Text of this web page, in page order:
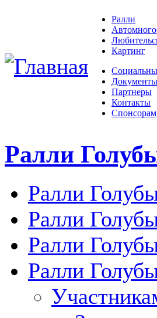
Ралли
Картинг
Документы
Партнеры
Контакты
Спонсорам
Ралли
Ралли
Ралли
Ралли
Ралли